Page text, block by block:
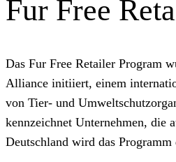
Fur Free
Das Fur Free Retailer Program
Alliance initiiert, einem
von Tier‑ und
kennzeichnet Unternehmen, die
Deutschland wird das